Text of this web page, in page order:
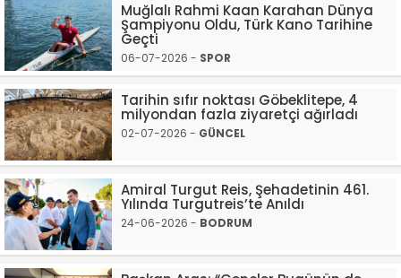
Muğlalı Rahmi Kaan Karahan Dünya
Şampiyonu Oldu, Türk Kano Tarihine
Geçti
06-07-2026 - SPOR
Tarihin sıfır noktası Göbeklitepe, 4
milyondan fazla ziyaretçi ağırladı
02-07-2026 - GÜNCEL
Amiral Turgut Reis, Şehadetinin 461.
Yılında Turgutreis’te Anıldı
24-06-2026 - BODRUM